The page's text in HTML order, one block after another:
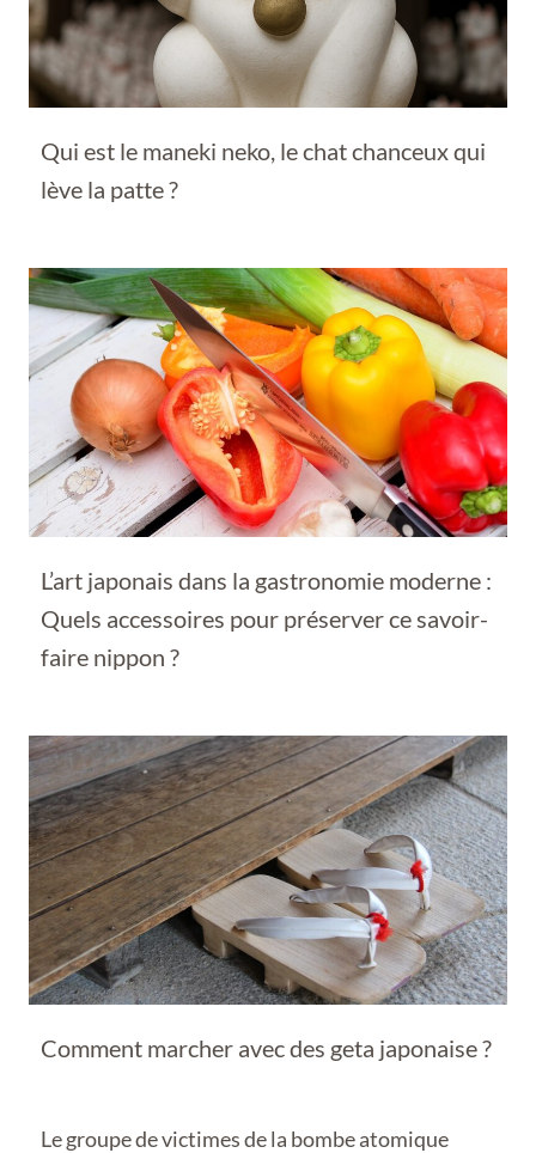
Qui est le maneki neko, le chat chanceux qui
lève la patte ?
L’art japonais dans la gastronomie moderne :
Quels accessoires pour préserver ce savoir-
faire nippon ?
Comment marcher avec des geta japonaise ?
Le groupe de victimes de la bombe atomique